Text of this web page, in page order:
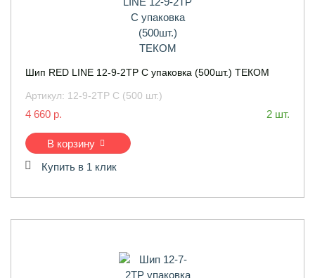
Шип RED LINE 12-9-2ТР С упаковка (500шт.) ТЕКОМ
Артикул: 12-9-2ТР С (500 шт.)
4 660 р. 2 шт.
В корзину
Купить в 1 клик